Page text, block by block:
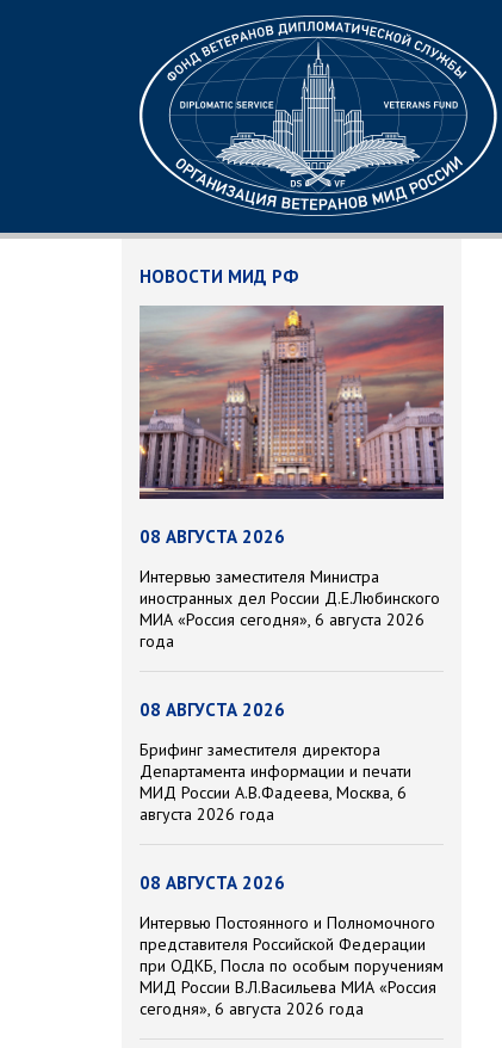
НОВОСТИ МИД РФ
08 АВГУСТА 2026
Интервью заместителя Министра
иностранных дел России Д.Е.Любинского
МИА «Россия сегодня», 6 августа 2026
года
08 АВГУСТА 2026
Брифинг заместителя директора
Департамента информации и печати
МИД России А.В.Фадеева, Москва, 6
августа 2026 года
08 АВГУСТА 2026
Интервью Постоянного и Полномочного
представителя Российской Федерации
при ОДКБ, Посла по особым поручениям
МИД России В.Л.Васильева МИА «Россия
сегодня», 6 августа 2026 года